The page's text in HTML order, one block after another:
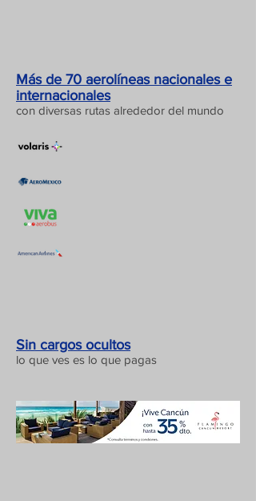
Más de 70 aerolíneas nacionales e
internacionales
con diversas rutas alrededor del mundo
Sin cargos ocultos
lo que ves es lo que pagas